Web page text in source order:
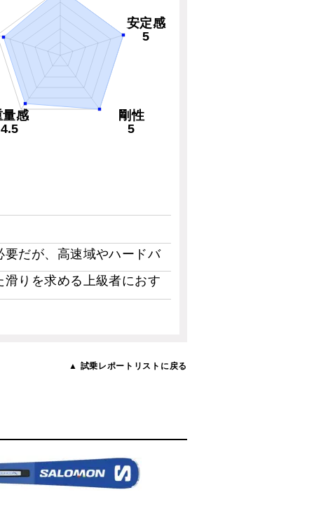
安定感
5
剛性
5
量感
4.5
だが、高速域やハードバ
りを求める上級者におす
▲ 試乗レポートリストに戻る